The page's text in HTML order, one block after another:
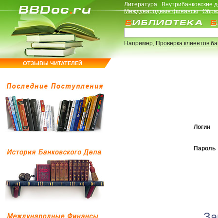
ОТЗЫВЫ ЧИТАТЕЛЕЙ
Литература
Внутрибанковские
Международные финансы
Например,Проверка клиентов
Логин
Пароль